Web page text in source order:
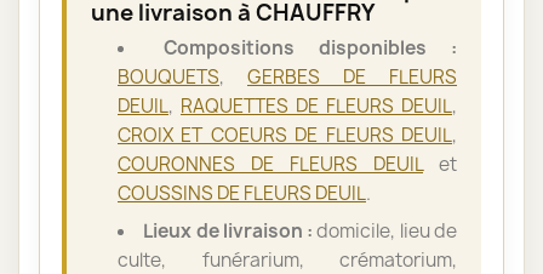
une livraison à CHAUFFRY
Compositions disponibles :
BOUQUETS, GERBES DE FLEURS
DEUIL, RAQUETTES DE FLEURS DEUIL,
CROIX ET COEURS DE FLEURS DEUIL,
COURONNES DE FLEURS DEUILet
COUSSINS DE FLEURS DEUIL.
Lieux de livraison :domicile, lieu de
culte, funérarium, crématorium,